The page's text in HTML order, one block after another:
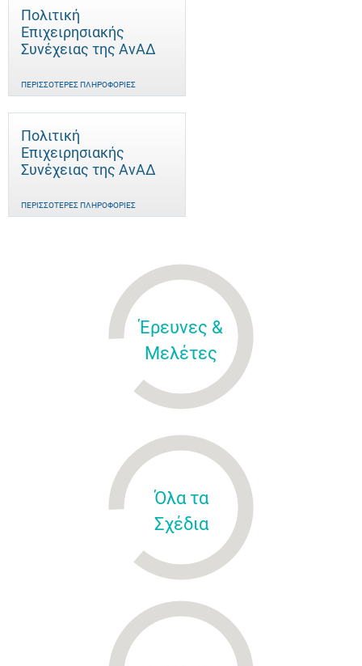
Πολιτική
Επιχειρησιακής
Συνέχειας της ΑνΑΔ
ΠΕΡΙΣΣΌΤΕΡΕΣ ΠΛΗΡΟΦΟΡΊΕΣ
Πολιτική
Επιχειρησιακής
Συνέχειας της ΑνΑΔ
ΠΕΡΙΣΣΌΤΕΡΕΣ ΠΛΗΡΟΦΟΡΊΕΣ
Έρευνες &
Μελέτες
Όλα τα
Σχέδια